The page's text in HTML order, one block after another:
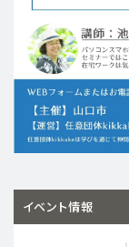
イベント情報